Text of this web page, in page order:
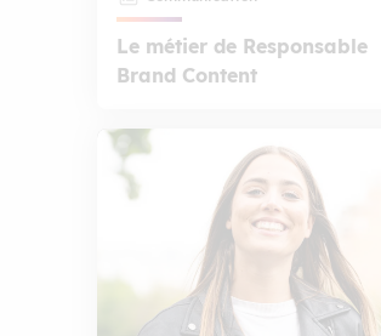
Le métier de Responsable
Brand Content